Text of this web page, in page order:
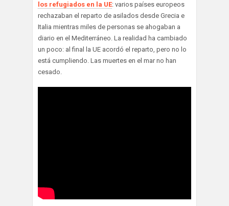
los refugiados en la UE: varios países europeos
rechazaban el reparto de asilados desde Grecia e
Italia mientras miles de personas se ahogaban a
diario en el Mediterráneo. La realidad ha cambiado
un poco: al final la UE acordó el reparto, pero no lo
está cumpliendo. Las muertes en el mar no han
cesado.